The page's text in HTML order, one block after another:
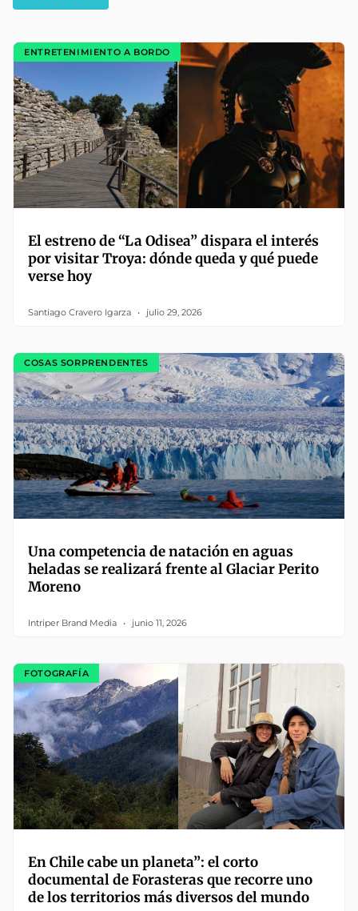
ENTRETENIMIENTO A BORDO
El estreno de “La Odisea” dispara el interés
por visitar Troya: dónde queda y qué puede
verse hoy
Santiago Cravero Igarza julio 29, 2026
COSAS SORPRENDENTES
Una competencia de natación en aguas
heladas se realizará frente al Glaciar Perito
Moreno
Intriper Brand Media junio 11, 2026
FOTOGRAFÍA
En Chile cabe un planeta”: el corto
documental de Forasteras que recorre uno
de los territorios más diversos del mundo